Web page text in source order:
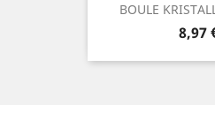
BOULE
Prix
8,97